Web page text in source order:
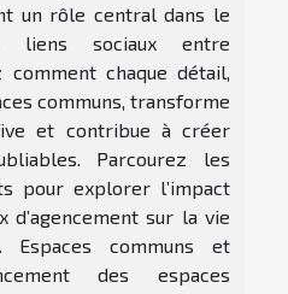
un rôle central dans le
liens sociaux entre
comment chaque détail,
communs, transforme
et contribue à créer
Parcourez les
pour explorer l’impact
d’agencement sur la vie
Espaces communs et
des espaces